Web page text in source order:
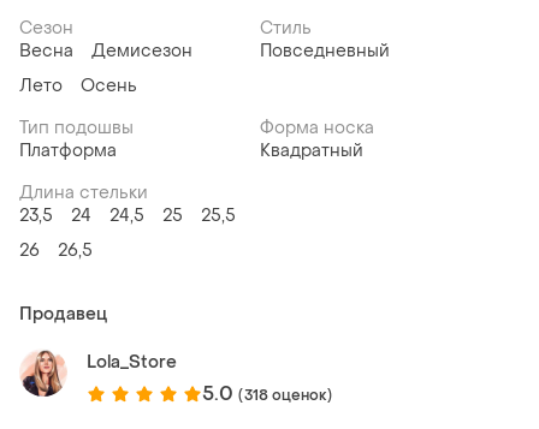
Сезон
Весна
Демисезон
Лето
Осень
Стиль
Повседневный
Тип подошвы
Платформа
Форма носка
Квадратный
Длина стельки
23,5
24 24,5 25
25,5
26
26,5
Продавец
Lola_Store
5.0 (318 оценок)